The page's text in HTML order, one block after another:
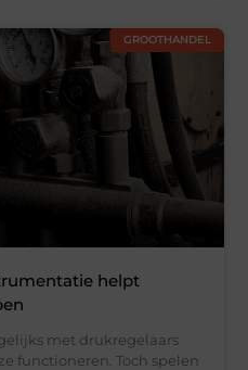
GROOTHANDEL
helpt
met drukregelaars
functioneren. Toch spelen